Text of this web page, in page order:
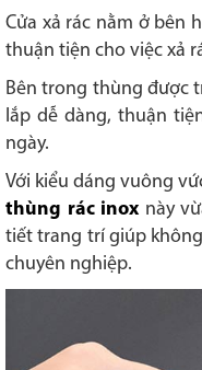
Cửa xả rác nằm ở bên
thuận tiện cho việc xả
Bên trong thùng được
lắp dễ dàng, thuận
ngày.
Với kiểu dáng vuông
thùng rác inox này
tiết trang trí giúp
chuyên nghiệp.